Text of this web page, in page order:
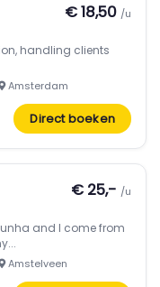
€ 18,50 /u
handling clients
Amsterdam
Direct boeken
€ 25,- /u
and I come from
Amstelveen